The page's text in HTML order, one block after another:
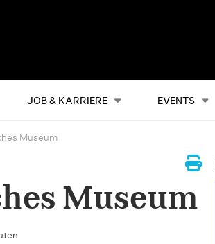
JOB & KARRIERE EVENTS
Alles Events
Museum
Museum